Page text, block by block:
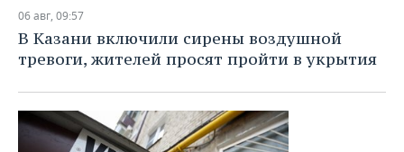
06 авг, 09:57
В Казани включили сирены воздушной
тревоги, жителей просят пройти в укрытия